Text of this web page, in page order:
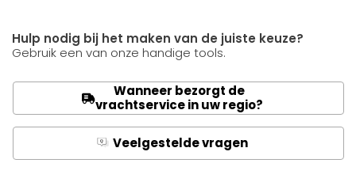
Hulp nodig bij het maken van de juiste keuze?
Gebruik een van onze handige tools.
Wanneer bezorgt de
vrachtservice in uw regio?
Q Veelgestelde vragen